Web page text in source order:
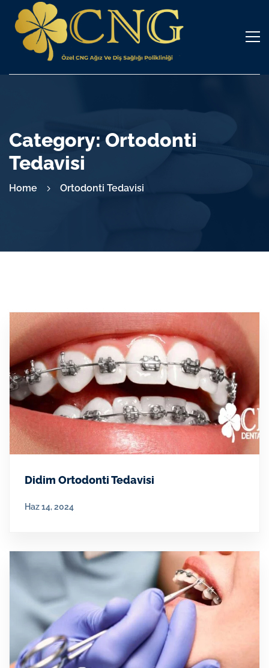
Category: Ortodonti
Tedavisi
Home Ortodonti Tedavisi
Didim Ortodonti Tedavisi
Haz 14, 2024